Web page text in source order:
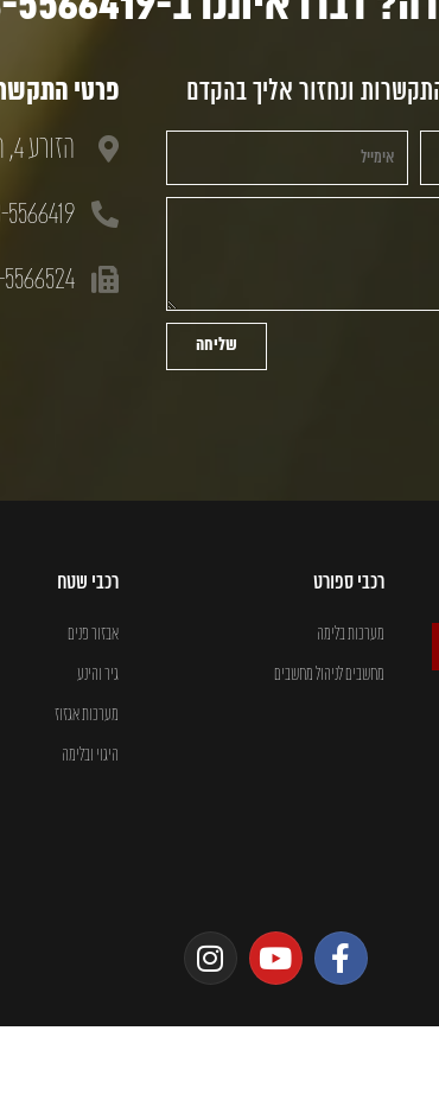
ונחזור אליך בהקדם
שליחה
פרטי
הזורע 4, חולון, 58833
5566419
רכבי ספורט
מערכות בלימה
מחשבים לניהול מחשבים
רכבי שטח
אבזור פנים
גיר והינע
מערכות אגזוז
היגוי ובלימה